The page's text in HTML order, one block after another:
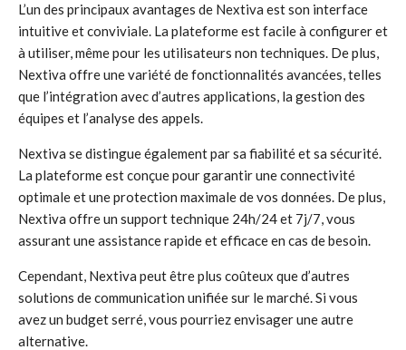
L’un des principaux avantages de Nextiva est son interface
intuitive et conviviale. La plateforme est facile à configurer et
à utiliser, même pour les utilisateurs non techniques. De plus,
Nextiva offre une variété de fonctionnalités avancées, telles
que l’intégration avec d’autres applications, la gestion des
équipes et l’analyse des appels.
Nextiva se distingue également par sa fiabilité et sa sécurité.
La plateforme est conçue pour garantir une connectivité
optimale et une protection maximale de vos données. De plus,
Nextiva offre un support technique 24h/24 et 7j/7, vous
assurant une assistance rapide et efficace en cas de besoin.
Cependant, Nextiva peut être plus coûteux que d’autres
solutions de communication unifiée sur le marché. Si vous
avez un budget serré, vous pourriez envisager une autre
alternative.